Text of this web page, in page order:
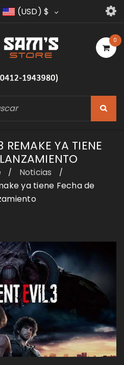
(USD)$
0
REMAKE YA TIENE
/ Noticias /
ya tiene Fecha de